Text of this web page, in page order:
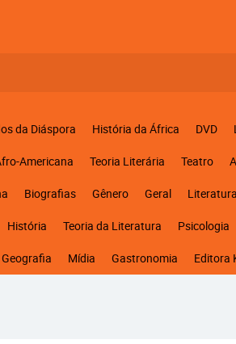
da Diáspora História da África DVD
Americana Teoria Literária Teatro
Biografias Gênero Geral
História Teoria da Literatura Psicologia
Geografia Mídia Gastronomia Editora